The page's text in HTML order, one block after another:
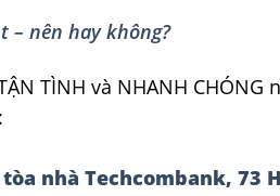
– nên hay không?
TÌNH và NHANH
nhà Techcombank, 73